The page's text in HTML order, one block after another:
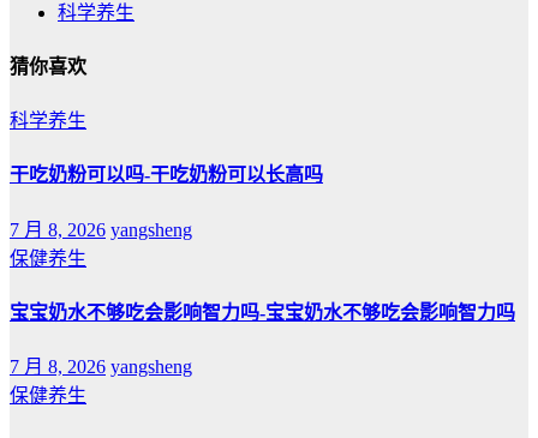
科学养生
猜你喜欢
科学养生
干吃奶粉可以吗-干吃奶粉可以长高吗
7 月 8, 2026 yangsheng
保健养生
宝宝奶水不够吃会影响智力吗-宝宝奶水不够吃会影响智力吗
7 月 8, 2026 yangsheng
保健养生